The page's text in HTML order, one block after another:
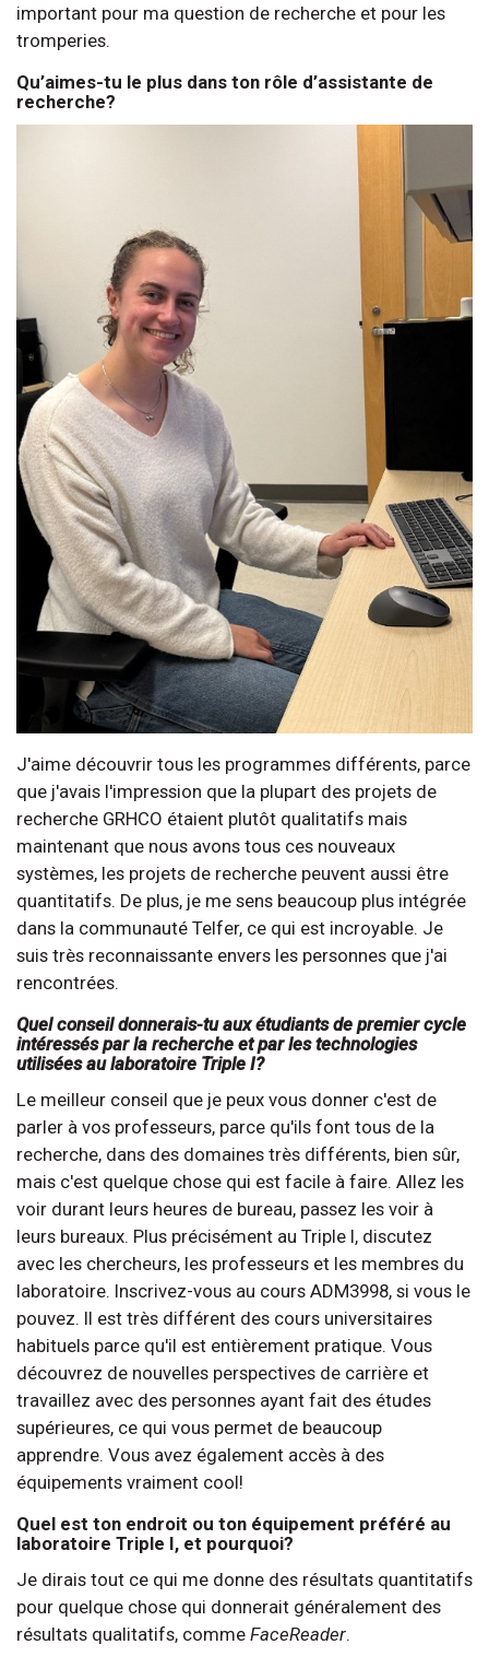
important pour ma question de recherche et pour les
tromperies.
Qu’aimes-tu le plus dans ton rôle d’assistante de
recherche?
J'aime découvrir tous les programmes différents, parce
que j'avais l'impression que la plupart des projets de
recherche GRHCO étaient plutôt qualitatifs mais
maintenant que nous avons tous ces nouveaux
systèmes, les projets de recherche peuvent aussi être
quantitatifs. De plus, je me sens beaucoup plus intégrée
dans la communauté Telfer, ce qui est incroyable. Je
suis très reconnaissante envers les personnes que j'ai
rencontrées.
Quel conseil donnerais-tu aux étudiants de premier cycle
intéressés par la recherche et par les technologies
utilisées au laboratoire Triple I?
Le meilleur conseil que je peux vous donner c'est de
parler à vos professeurs, parce qu'ils font tous de la
recherche, dans des domaines très différents, bien sûr,
mais c'est quelque chose qui est facile à faire. Allez les
voir durant leurs heures de bureau, passez les voir à
leurs bureaux. Plus précisément au Triple I, discutez
avec les chercheurs, les professeurs et les membres du
laboratoire. Inscrivez-vous au cours ADM3998, si vous le
pouvez. Il est très différent des cours universitaires
habituels parce qu'il est entièrement pratique. Vous
découvrez de nouvelles perspectives de carrière et
travaillez avec des personnes ayant fait des études
supérieures, ce qui vous permet de beaucoup
apprendre. Vous avez également accès à des
équipements vraiment cool!
Quel est ton endroit ou ton équipement préféré au
laboratoire Triple I, et pourquoi?
Je dirais tout ce qui me donne des résultats quantitatifs
pour quelque chose qui donnerait généralement des
résultats qualitatifs, comme FaceReader.